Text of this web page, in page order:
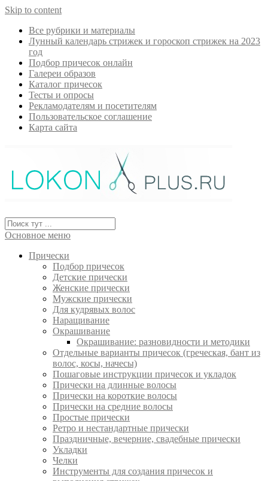
Skip to content
Все рубрики и материалы
Лунный календарь стрижек и гороскоп стрижек на 2023
год
Подбор причесок онлайн
Галереи образов
Каталог причесок
Тесты и опросы
Рекламодателям и посетителям
Пользовательское соглашение
Карта сайта
Основное меню
Прически
Подбор причесок
Детские прически
Женские прически
Мужские прически
Для кудрявых волос
Наращивание
Окрашивание
Окрашивание: разновидности и методики
Отдельные варианты причесок (греческая, бант из
волос, косы, начесы)
Пошаговые инструкции причесок и укладок
Прически на длинные волосы
Прически на короткие волосы
Прически на средние волосы
Простые прически
Ретро и нестандартные прически
Праздничные, вечерние, свадебные прически
Укладки
Челки
Инструменты для создания причесок и